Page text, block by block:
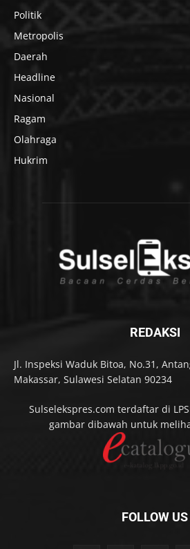
Politik
Metropolis
Daerah
Headline
Nasional
Ragam
Olahraga
Hukrim
REDAKSI
Jl. Inspeksi Waduk Bitoa, No.31,
Makassar, Sulawesi Selatan 90234
Sulselekspres.com terdaftar di
gambar dibawah untuk
FOLLOW US